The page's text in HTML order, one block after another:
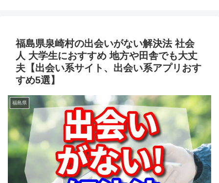
福島県泉崎村の出会いがない解決法 社会
人 大学生におすすめ 地方や田舎でも大丈
夫【出会い系サイト、出会い系アプリおす
すめ5選】
福島県